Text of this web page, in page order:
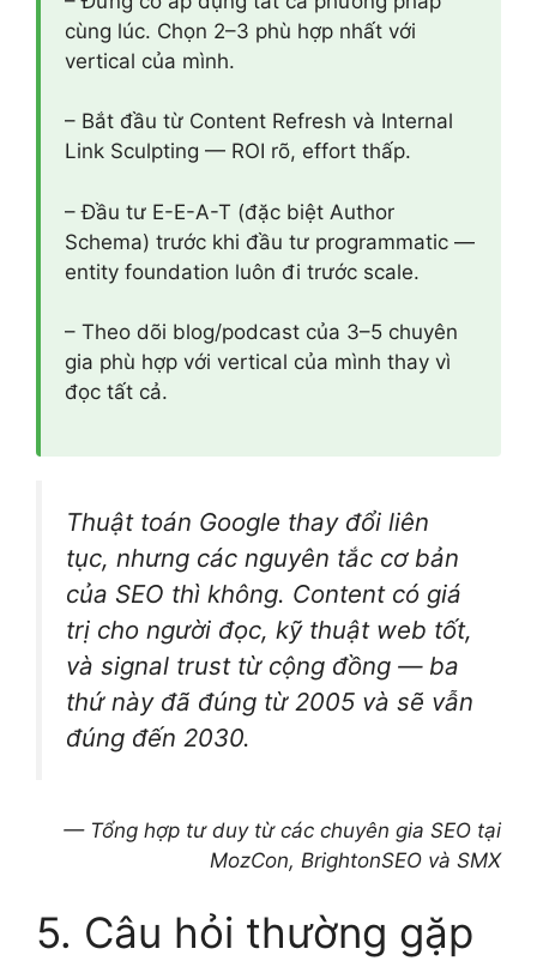
cùng lúc. Chọn 2–3 phù hợp nhất với
vertical của mình.
– Bắt đầu từ Content Refresh và Internal
Link Sculpting — ROI rõ, effort thấp.
– Đầu tư E-E-A-T (đặc biệt Author
Schema) trước khi đầu tư programmatic —
entity foundation luôn đi trước scale.
– Theo dõi blog/podcast của 3–5 chuyên
gia phù hợp với vertical của mình thay vì
đọc tất cả.
Thuật toán Google thay đổi liên
tục, nhưng các nguyên tắc cơ bản
của SEO thì không. Content có giá
trị cho người đọc, kỹ thuật web tốt,
và signal trust từ cộng đồng — ba
thứ này đã đúng từ 2005 và sẽ vẫn
đúng đến 2030.
— Tổng hợp tư duy từ các chuyên gia SEO tại
MozCon, BrightonSEO và SMX
5. Câu hỏi thường gặp